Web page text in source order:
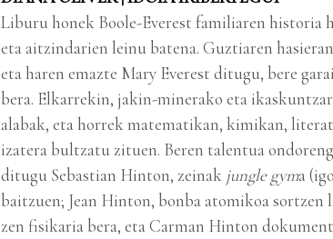
Liburu honek Boole-Everest familiaren historia
eta aitzindarien leinu batena. Guztiaren
eta haren emazte Mary Everest ditugu, bere
bera. Elkarrekin, jakin-minerako eta
alabak, eta horrek matematikan, kimikan,
izatera bultzatu zituen. Beren talentua
ditugu Sebastian Hinton, zeinak jungle gyma
baitzuen; Jean Hinton, bonba atomikoa
zen fisikaria bera, eta Carman Hinton